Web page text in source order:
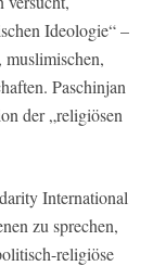
Ideologie“ –
muslimischen,
Paschinjan
der „religiösen
International
zu sprechen,
religiöse